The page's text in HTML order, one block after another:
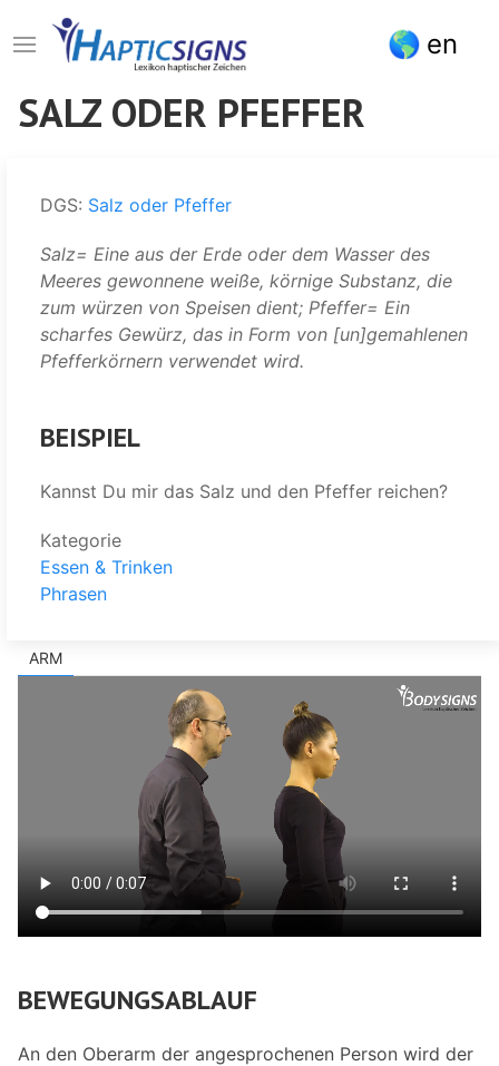
zum
en
SALZ ODER PFEFFER
ARM
BEWEGUNGSABLAUF
An den Oberarm der angesprochenen Person wird der
DGS: Salz oder Pfeffer
Salz= Eine aus der Erde oder dem Wasser des
Meeres gewonnene weiße, körnige Substanz, die
zum würzen von Speisen dient; Pfeffer= Ein
scharfes Gewürz, das in Form von [un]gemahlenen
Pfefferkörnern verwendet wird.
BEISPIEL
Kannst Du mir das Salz und den Pfeffer reichen?
Kategorie
Essen & Trinken
Phrasen